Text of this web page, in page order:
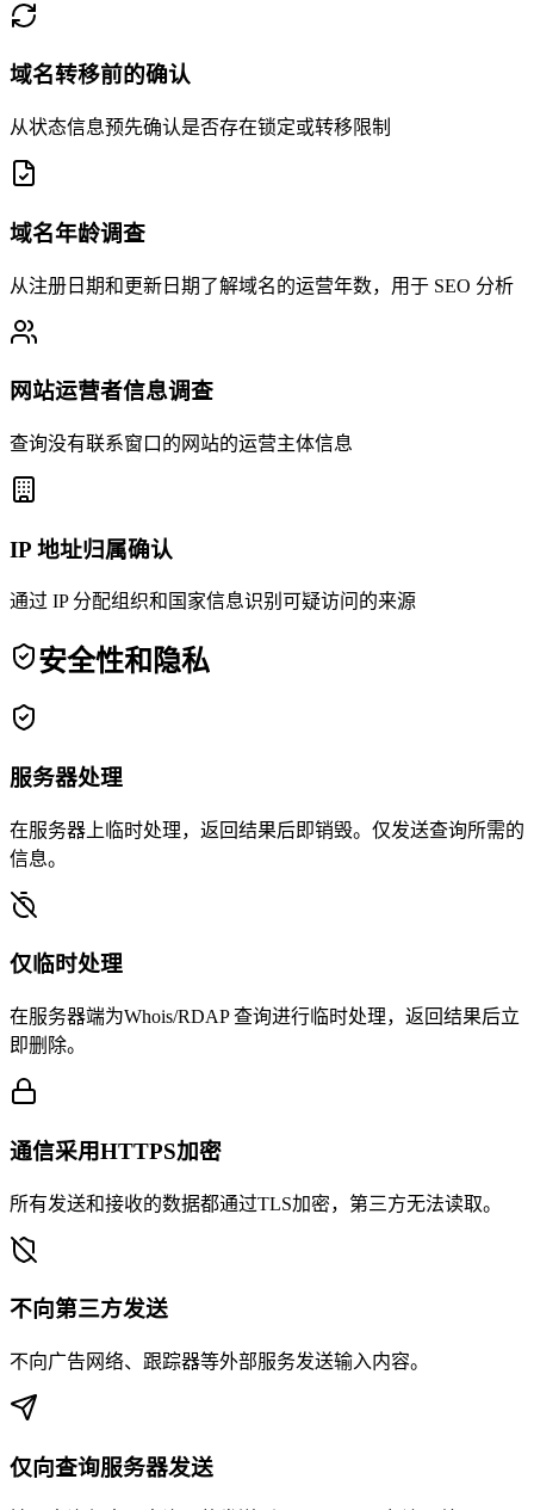
域名转移前的确认
从状态信息预先确认是否存在锁定或转移限制
域名年龄调查
从注册日期和更新日期了解域名的运营年数，用于 SEO 分析
网站运营者信息调查
查询没有联系窗口的网站的运营主体信息
IP 地址归属确认
通过 IP 分配组织和国家信息识别可疑访问的来源
安全性和隐私
服务器处理
在服务器上临时处理，返回结果后即销毁。仅发送查询所需的
信息。
仅临时处理
在服务器端为Whois/RDAP 查询进行临时处理，返回结果后立
即删除。
通信采用HTTPS加密
所有发送和接收的数据都通过TLS加密，第三方无法读取。
不向第三方发送
不向广告网络、跟踪器等外部服务发送输入内容。
仅向查询服务器发送